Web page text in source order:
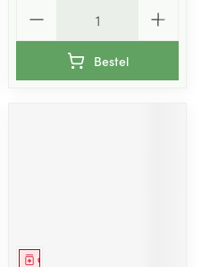
Bestel
Geneesmiddel